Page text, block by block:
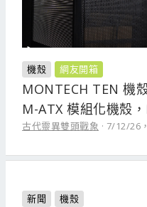
機殼 網友開箱
MONTECH TEN 機
M-ATX 模組化機殼
古代靈異雙頭戰象 7/12/26
新聞 機殼